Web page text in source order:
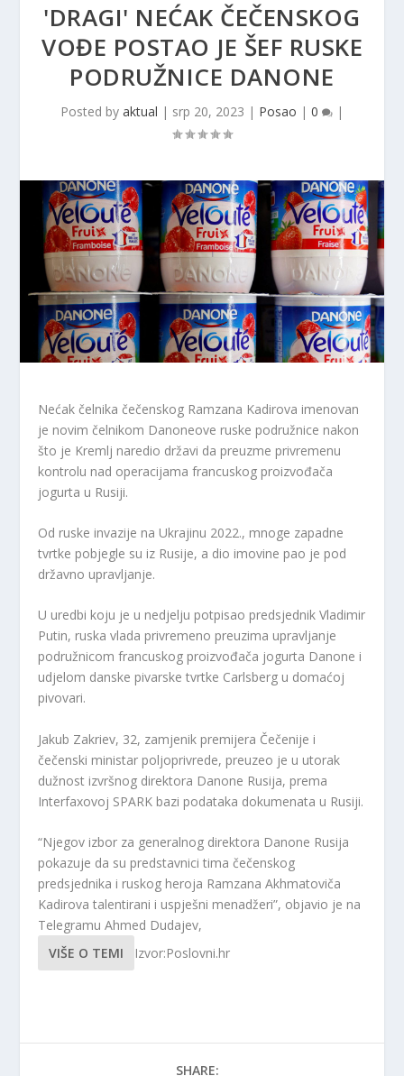
'DRAGI' NEĆAK ČEČENSKOG
VOĐE POSTAO JE ŠEF RUSKE
PODRUŽNICE DANONE
Posted by aktual | srp 20, 2023 | Posao | 0 |
Nećak čelnika čečenskog Ramzana Kadirova imenovan
je novim čelnikom Danoneove ruske podružnice nakon
što je Kremlj naredio državi da preuzme privremenu
kontrolu nad operacijama francuskog proizvođača
jogurta u Rusiji.
Od ruske invazije na Ukrajinu 2022., mnoge zapadne
tvrtke pobjegle su iz Rusije, a dio imovine pao je pod
državno upravljanje.
U uredbi koju je u nedjelju potpisao predsjednik Vladimir
Putin, ruska vlada privremeno preuzima upravljanje
podružnicom francuskog proizvođača jogurta Danone i
udjelom danske pivarske tvrtke Carlsberg u domaćoj
pivovari.
Jakub Zakriev, 32, zamjenik premijera Čečenije i
čečenski ministar poljoprivrede, preuzeo je u utorak
dužnost izvršnog direktora Danone Rusija, prema
Interfaxovoj SPARK bazi podataka dokumenata u Rusiji.
“Njegov izbor za generalnog direktora Danone Rusija
pokazuje da su predstavnici tima čečenskog
predsjednika i ruskog heroja Ramzana Akhmatoviča
Kadirova talentirani i uspješni menadžeri”, objavio je na
Telegramu Ahmed Dudajev,
VIŠE O TEMI
Izvor:Poslovni.hr
SHARE: